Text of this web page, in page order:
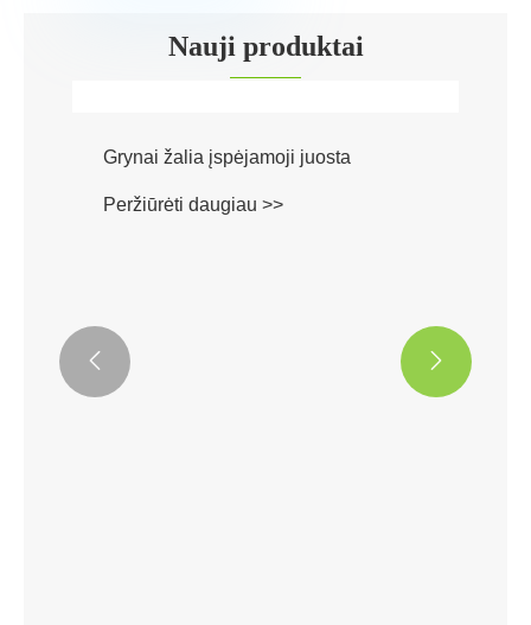
Nauji produktai
 